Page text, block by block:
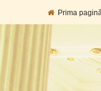
Prima